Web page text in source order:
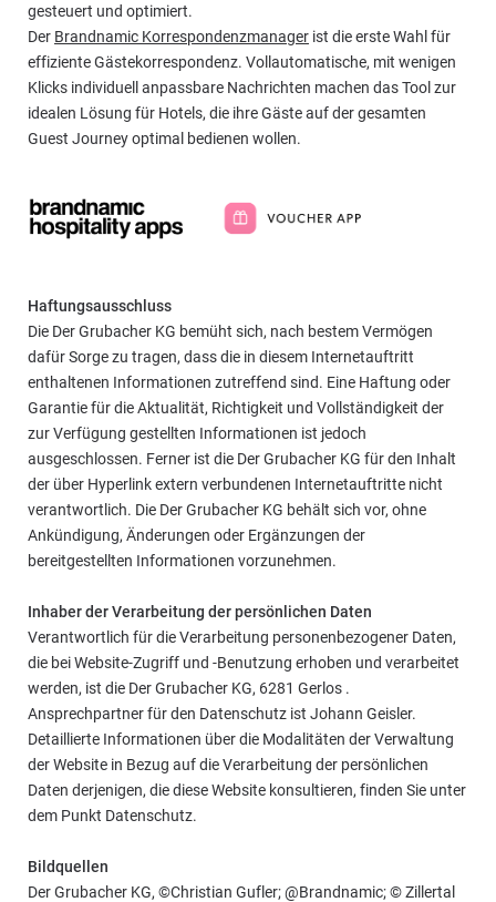
gesteuert und optimiert.
Der Brandnamic Korrespondenzmanager ist die erste Wahl für
effiziente Gästekorrespondenz. Vollautomatische, mit wenigen
Klicks individuell anpassbare Nachrichten machen das Tool zur
idealen Lösung für Hotels, die ihre Gäste auf der gesamten
Guest Journey optimal bedienen wollen.
Haftungsausschluss
Die Der Grubacher KG bemüht sich, nach bestem Vermögen
dafür Sorge zu tragen, dass die in diesem Internetauftritt
enthaltenen Informationen zutreffend sind. Eine Haftung oder
Garantie für die Aktualität, Richtigkeit und Vollständigkeit der
zur Verfügung gestellten Informationen ist jedoch
ausgeschlossen. Ferner ist die Der Grubacher KG für den Inhalt
der über Hyperlink extern verbundenen Internetauftritte nicht
verantwortlich. Die Der Grubacher KG behält sich vor, ohne
Ankündigung, Änderungen oder Ergänzungen der
bereitgestellten Informationen vorzunehmen.
Inhaber der Verarbeitung der persönlichen Daten
Verantwortlich für die Verarbeitung personenbezogener Daten,
die bei Website-Zugriff und -Benutzung erhoben und verarbeitet
werden, ist die Der Grubacher KG, 6281 Gerlos .
Ansprechpartner für den Datenschutz ist Johann Geisler.
Detaillierte Informationen über die Modalitäten der Verwaltung
der Website in Bezug auf die Verarbeitung der persönlichen
Daten derjenigen, die diese Website konsultieren, finden Sie unter
dem Punkt Datenschutz.
Bildquellen
Der Grubacher KG, ©Christian Gufler; @Brandnamic; © Zillertal